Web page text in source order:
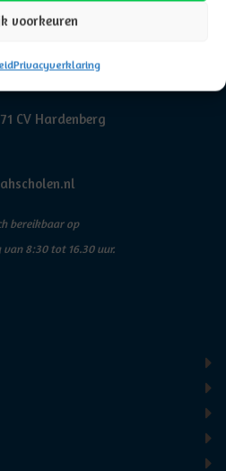
voorkeuren
Privacyverklaring
CV Hardenberg
bereikbaar op
8:30 tot 16.30 uur.